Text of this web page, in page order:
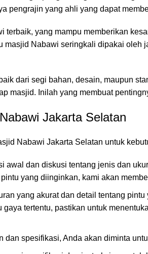
pengrajin yang ahli yang dapat
yang mampu memberikan
Nabawi seringkali dipakai
dari segi bahan, desain, maupun
masjid. Inilah yang membuat
Jakarta Selatan
Nabawi Jakarta Selatan untuk
awal dan diskusi tentang jenis dan
yang diinginkan, kami akan
yang akurat dan detail tentang pintu
tertentu, pastikan untuk
dan spesifikasi, Anda akan diminta